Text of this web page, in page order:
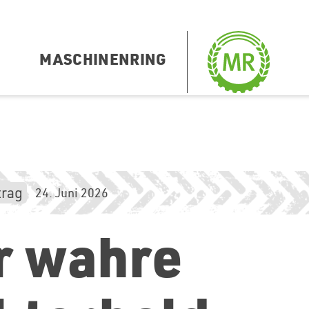
MASCHINENRING
24. Juni 2026
wahre